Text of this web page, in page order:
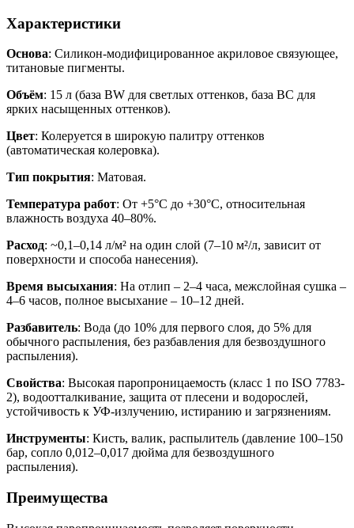
Характеристики
Основа: Силикон-модифицированное акриловое связующее,
титановые пигменты.
Объём: 15 л (база BW для светлых оттенков, база BC для
ярких насыщенных оттенков).
Цвет: Колеруется в широкую палитру оттенков
(автоматическая колеровка).
Тип покрытия: Матовая.
Температура работ: От +5°C до +30°C, относительная
влажность воздуха 40–80%.
Расход: ~0,1–0,14 л/м² на один слой (7–10 м²/л, зависит от
поверхности и способа нанесения).
Время высыхания: На отлип – 2–4 часа, межслойная сушка –
4–6 часов, полное высыхание – 10–12 дней.
Разбавитель: Вода (до 10% для первого слоя, до 5% для
обычного распыления, без разбавления для безвоздушного
распыления).
Свойства: Высокая паропроницаемость (класс 1 по ISO 7783-
2), водоотталкивание, защита от плесени и водорослей,
устойчивость к УФ-излучению, истиранию и загрязнениям.
Инструменты: Кисть, валик, распылитель (давление 100–150
бар, сопло 0,012–0,017 дюйма для безвоздушного
распыления).
Преимущества